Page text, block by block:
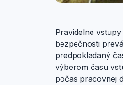
Pravidelné
bezpečnosti
predpokladaný
výberom času
počas pracovnej